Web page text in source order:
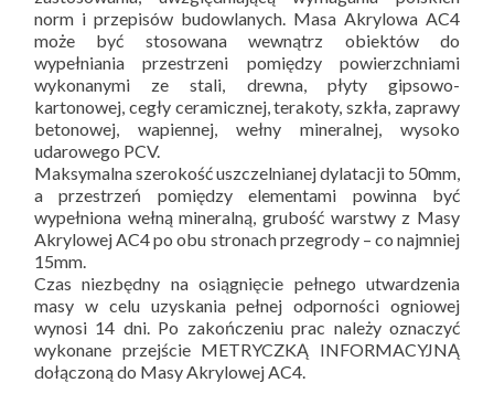
norm i przepisów budowlanych. Masa Akrylowa AC4
może być stosowana wewnątrz obiektów do
wypełniania przestrzeni pomiędzy powierzchniami
wykonanymi ze stali, drewna, płyty gipsowo-
kartonowej, cegły ceramicznej, terakoty, szkła, zaprawy
betonowej, wapiennej, wełny mineralnej, wysoko
udarowego PCV.
Maksymalna szerokość uszczelnianej dylatacji to 50mm,
a przestrzeń pomiędzy elementami powinna być
wypełniona wełną mineralną, grubość warstwy z Masy
Akrylowej AC4 po obu stronach przegrody – co najmniej
15mm.
Czas niezbędny na osiągnięcie pełnego utwardzenia
masy w celu uzyskania pełnej odporności ogniowej
wynosi 14 dni. Po zakończeniu prac należy oznaczyć
wykonane przejście METRYCZKĄ INFORMACYJNĄ
dołączoną do Masy Akrylowej AC4.